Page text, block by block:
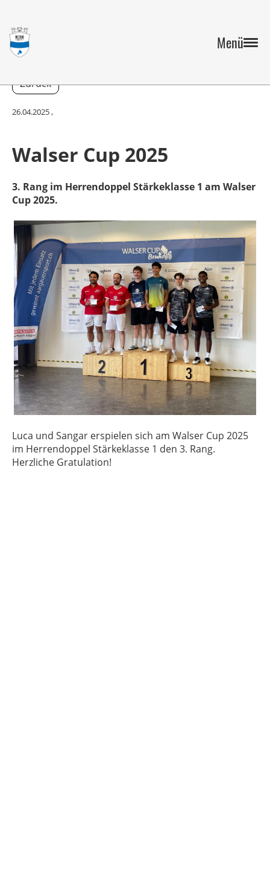
Menü
Zurück
26.04.2025,
Walser Cup 2025
3. Rang im Herrendoppel Stärkeklasse 1 am Walser
Cup 2025.
Luca und Sangar erspielen sich am Walser Cup 2025
im Herrendoppel Stärkeklasse 1 den 3. Rang.
Herzliche Gratulation!